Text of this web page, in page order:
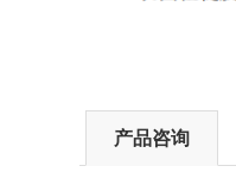
产品咨询